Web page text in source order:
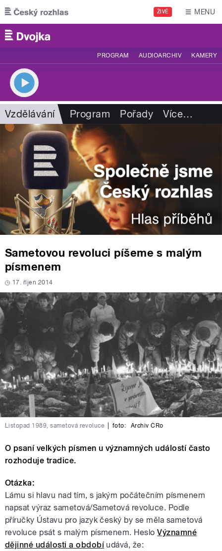
Přejít k hlavnímu obsahu
ŽIVĚ MENU
PROGRAM AUDIOARCHIV KAMERY
Vzdělávání Program Pořady Více…
Sametovou revoluci píšeme s malým
písmenem
17. říjen 2014
Listopad 1989, sametová revoluce foto: Archiv ČRo
O psaní velkých písmen u významných událostí často
rozhoduje tradice.
Otázka:
Lámu si hlavu nad tím, s jakým počátečním písmenem
napsat výraz sametová/Sametová revoluce. Podle
příručky Ústavu pro jazyk český by se měla sametová
revoluce psát s malým písmenem. HesloVýznamné
dějinné události a obdobíudává, že: